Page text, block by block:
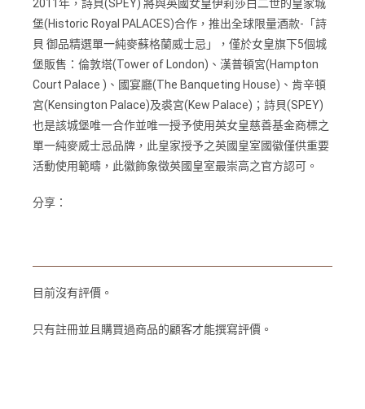
2011年，詩貝(SPEY) 將與英國女皇伊莉莎白二世的皇家城
堡(Historic Royal PALACES)合作，推出全球限量酒款-「詩
貝 御品精選單一純麥蘇格蘭威士忌」，僅於女皇旗下5個城
堡販售：倫敦塔(Tower of London)、漢普頓宮(Hampton
Court Palace )、國宴廳(The Banqueting House)、肯辛頓
宮(Kensington Palace)及裘宮(Kew Palace)；詩貝(SPEY)
也是該城堡唯一合作並唯一授予使用英女皇慈善基金商標之
單一純麥威士忌品牌，此皇家授予之英國皇室國徽僅供重要
活動使用範疇，此徽飾象徵英國皇室最崇高之官方認可。
分享：
目前沒有評價。
只有註冊並且購買過商品的顧客才能撰寫評價。